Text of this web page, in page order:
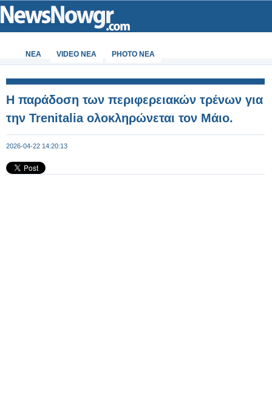
ΝΕΑ VIDEO NEA PHOTO NEA
Η παράδοση των περιφερειακών τρένων για
την Trenitalia ολοκληρώνεται τον Μάιο.
2026-04-22 14:20:13